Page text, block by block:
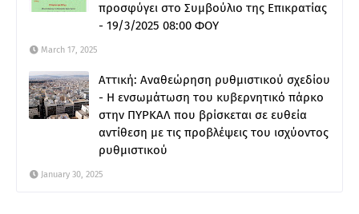
προσφύγει στο Συμβούλιο της Επικρατίας
- 19/3/2025 08:00 ΦΟΥ
March 17, 2025
Αττική: Αναθεώρηση ρυθμιστικού σχεδίου
- Η ενσωμάτωση του κυβερνητικό πάρκο
στην ΠΥΡΚΑΛ που βρίσκεται σε ευθεία
αντίθεση με τις προβλέψεις του ισχύοντος
ρυθμιστικού
January 30, 2025